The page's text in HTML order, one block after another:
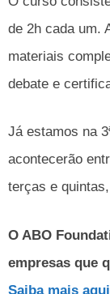
de 2h cada um.
materiais
debate e
Já estamos na
acontecerão
terças e
O ABO
empresas que
Saiba mais aqui